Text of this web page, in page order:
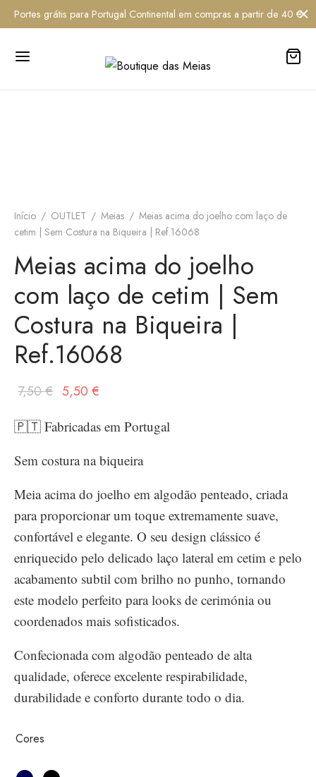
Portes grátis para Portugal Continental em compras a partir de 40 €
Início / OUTLET / Meias / Meias acima do joelho com laço de
cetim | Sem Costura na Biqueira | Ref.16068
Meias acima do joelho
com laço de cetim | Sem
Costura na Biqueira |
Ref.16068
7,50€ O
original
era:
5,50 €
atual é:
5,50 €.
🇵🇹 Fabricadas em Portugal
Sem costura na biqueira
Meia acima do joelho em algodão penteado, criada
para proporcionar um toque extremamente suave,
confortável e elegante. O seu design clássico é
enriquecido pelo delicado laço lateral em cetim e pelo
acabamento subtil com brilho no punho, tornando
este modelo perfeito para looks de cerimónia ou
coordenados mais sofisticados.
Confecionada com algodão penteado de alta
qualidade, oferece excelente respirabilidade,
durabilidade e conforto durante todo o dia.
Cores